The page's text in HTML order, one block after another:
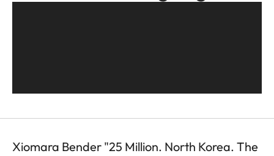
Xiomara Bender "25 Million. North Korea. The